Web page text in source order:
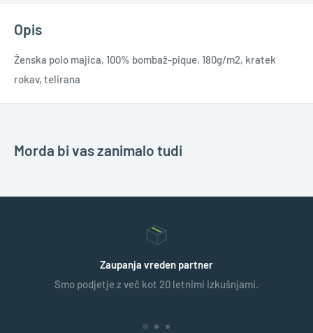
Opis
Ženska polo majica, 100% bombaž-pique, 180g/m2, kratek
rokav, telirana
Morda bi vas zanimalo tudi
Zaupanja vreden partner
Smo podjetje z več kot 20 letnimi izkušnjami.